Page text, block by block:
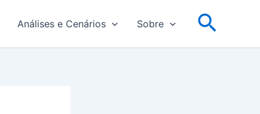
Análises e Cenários Sobre